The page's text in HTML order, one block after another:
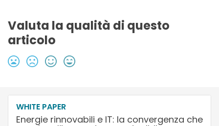
Valuta la qualità di questo
articolo
WHITE PAPER
Energie rinnovabili e IT: la convergenza che